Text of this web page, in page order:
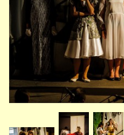
TALENTOVÉ ZKOUŠKY
STUDIJNÍ OBORY
GALERIE
VIDEA - FILMOVÁ TVORBA